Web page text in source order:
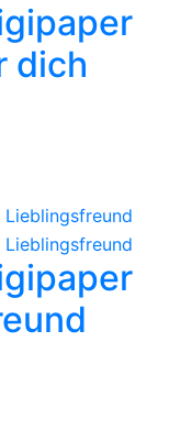
dich